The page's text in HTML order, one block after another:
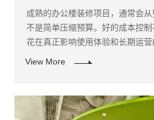
成熟的办公楼装修项目，通常会
不是简单压缩预算。好的成本控
花在真正影响使用体验和长期运营
View More